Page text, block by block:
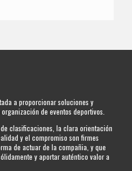
a proporcionar soluciones y
de eventos deportivos.
clasificaciones, la clara orientación
y el compromiso son firmes
de actuar de la compañia, y que
y aportar auténtico valor a